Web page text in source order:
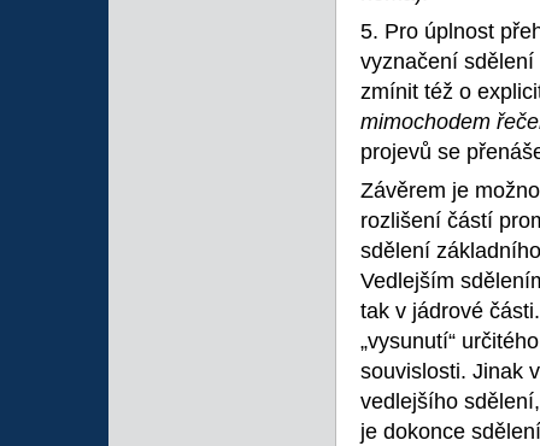
5. Pro úplnost
vyznačení
zmínit též o
mimochodem
projevů se
Závěrem je
rozlišení částí
sdělení
Vedlejším
tak v jádrové
„vysunutí“
souvislosti. Jinak
vedlejšího
je dokonce